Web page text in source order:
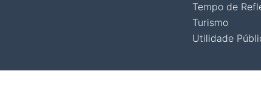
Tempo de
Turismo
Utilidade